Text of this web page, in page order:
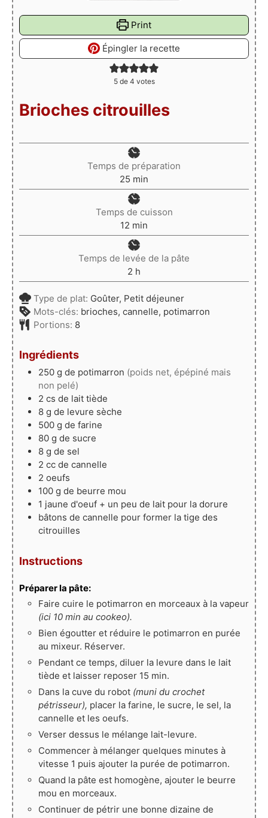
Print
Épingler la recette
5de 4 votes
Brioches citrouilles
Temps de préparation
25 minutes
min
Temps de cuisson
12 minutes
min
Temps de levée de la pâte
2 heures
h
Type de plat: Goûter, Petit déjeuner
Mots-clés: brioches, cannelle, potimarron
Portions: 8
Ingrédients
250 g de potimarron (poids net, épépiné mais
non pelé)
2 cs de lait tiède
8 g de levure sèche
500 g de farine
80 g de sucre
8 g de sel
2 cc de cannelle
2 oeufs
100 g de beurre mou
1 jaune d'oeuf + un peu de lait pour la dorure
bâtons de cannelle pour former la tige des
citrouilles
Instructions
Préparer la pâte:
Faire cuire le potimarron en morceaux à la vapeur
(ici 10 min au cookeo).
Bien égoutter et réduire le potimarron en purée
au mixeur. Réserver.
Pendant ce temps, diluer la levure dans le lait
tiède et laisser reposer 15 min.
Dans la cuve du robot (muni du crochet
pétrisseur), placer la farine, le sucre, le sel, la
cannelle et les oeufs.
Verser dessus le mélange lait-levure.
Commencer à mélanger quelques minutes à
vitesse 1 puis ajouter la purée de potimarron.
Quand la pâte est homogène, ajouter le beurre
mou en morceaux.
Continuer de pétrir une bonne dizaine de